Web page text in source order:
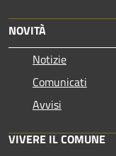
NOVITÀ
Notizie
Comunicati
Avvisi
VIVERE IL COMUNE